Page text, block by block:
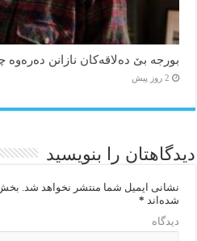
بورجە بێ دەلاقەکان نازانن
2 روز پیش
دیدگاهتان را بنویسید
نشانی ایمیل شما منتشر نخواهد شد.
شده‌اند *
دیدگاه